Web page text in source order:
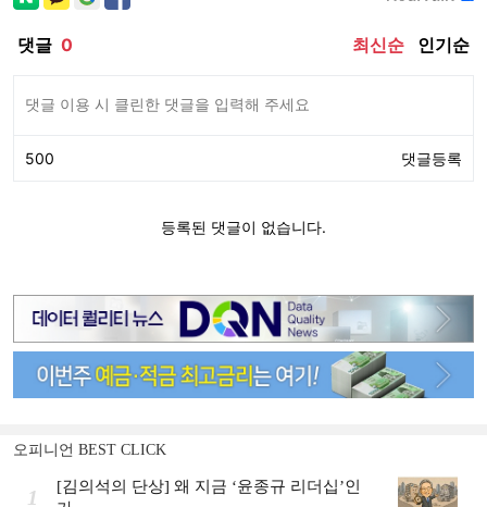
오피니언 BEST CLICK
1
[김의석의 단상] 왜 지금 ‘윤종규 리더십’인